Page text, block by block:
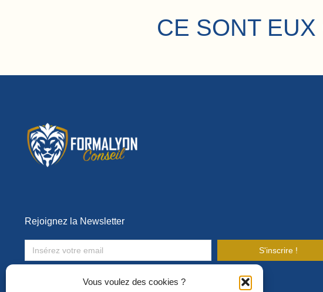
Vous voulez des cookies ?
CE SONT
Rejoignez la Newsletter
S'inscrire !
Toute l’actualité de la formation en entreprise !